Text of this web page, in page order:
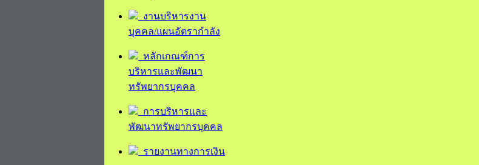
งานบริหารงาน
บุคคล/แผนอัตรากำลัง
หลักเกณฑ์การ
บริหารและพัฒนา
ทรัพยากรบุคคล
การบริหารและ
พัฒนาทรัพยากรบุคคล
รายงานทางการเงิน